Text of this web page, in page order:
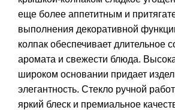
еще более аппетитным и
выполнения декоративной
колпак обеспечивает длительное
аромата и свежести блюда.
широком основании придает
элегантность. Стекло ручной
яркий блеск и премиальное